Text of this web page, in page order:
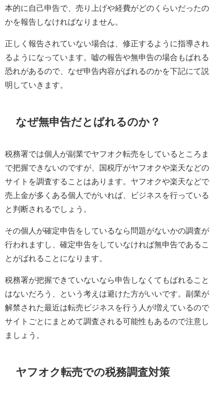
本的に自己申告で、売り上げや経費がどのくらいだったの
かを報告しなければなりません。
正しく報告されていない場合は、修正するように指導され
るようになっています。嘘の報告や無申告の場合もばれる
恐れがあるので、なぜ申告内容がばれるのかを下記にて説
明していきます。
なぜ無申告だとばれるのか？
税務署では個人が副業でヤフオク転売をしているところま
で把握できないのですが、国税庁がヤフオクや楽天などの
サイトを調査することはあります。ヤフオクや楽天などで
売上金が多くある個人でがいれば、ビジネスを行っている
と判断されるでしょう。
その個人が確定申告をしているなら問題がないかの調査が
行われますし、確定申告をしていなければ無申告であるこ
とがばれることになります。
税務署が把握できていないなら申告しなくてもばれること
はないだろう、という考えは避けた方がいいです。副業が
解禁された最近は転売ビジネスを行う人が増えているので
サイトごとにまとめて調査される可能性もあるので注意し
ましょう。
ヤフオク転売での税務調査対策